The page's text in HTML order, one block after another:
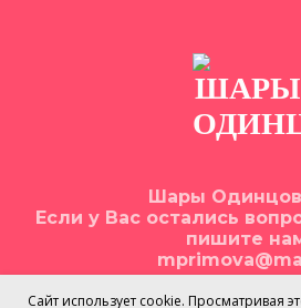
Шары
Если у Вас остались
пишите
Сайт использует cookie. Просматривая